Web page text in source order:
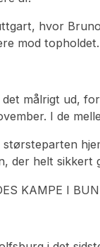
hvor
mod
det målrigt ud,
I de
der helt
KAMPE I